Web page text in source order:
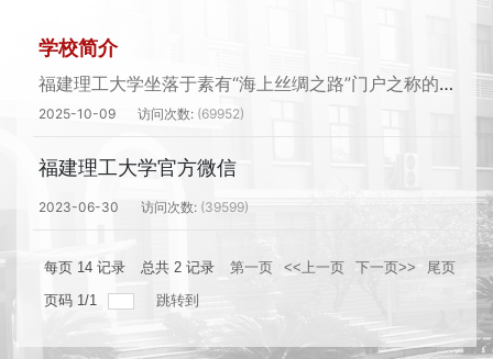
学校简介
福建理工大学坐落于素有“海上丝绸之路”门户之称的历史文化名城福州，发端于1896年清末著名乡贤名士陈璧、孙葆瑨、力钧和著名闽绅林纾、末代帝师陈宝...
2025-10-09 (69952)
福建理工大学官方微信
2023-06-30 (39599)
每页 14 记录 总共 2 记录 第一页 <<上一页 下一页>>
尾页
页码 1/1 跳转到